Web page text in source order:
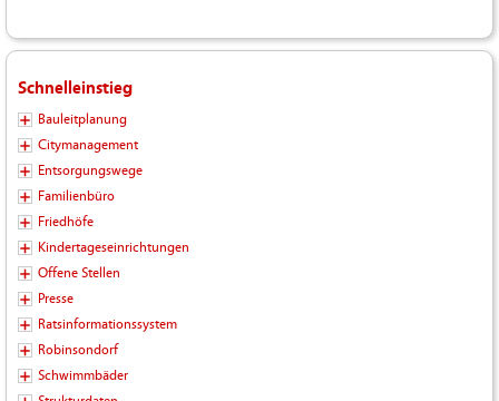
Schnelleinstieg
Bauleitplanung
Citymanagement
Entsorgungswege
Familienbüro
Friedhöfe
Kindertageseinrichtungen
Offene Stellen
Presse
Ratsinformationssystem
Robinsondorf
Schwimmbäder